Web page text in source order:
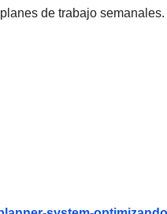
de trabajo